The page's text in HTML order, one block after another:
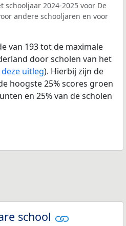
2024-2025 voor De
andere schooljaren en voor
van 193 tot de maximale
door scholen van het
deze uitleg). Hierbij zijn de
hoogste 25% scores groen
en 25% van de scholen
school